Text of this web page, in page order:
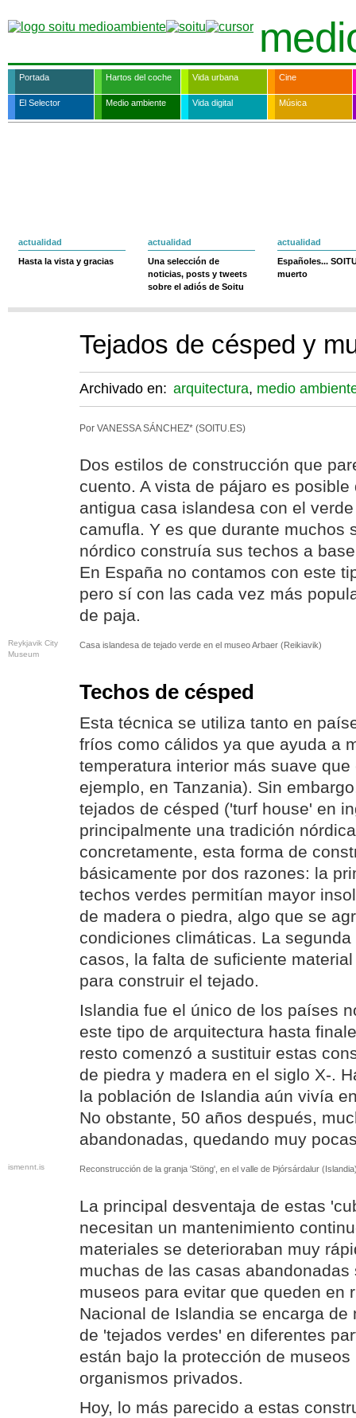
Portada Hartos del coche Vida urbana Cine
El Selector Medio ambiente Vida digital Música
actualidad
Hasta la vista y gracias
actualidad
Una selección de
noticias, posts y tweets
sobre el adiós de Soitu
actualidad
Españoles...
muerto
Tejados de césped y
Archivado en: arquitectura, medio
Por VANESSA SÁNCHEZ* (SOITU.ES)
Dos estilos de construcción que
cuento. A vista de pájaro es
antigua casa islandesa con el
camufla. Y es que durante muchos
nórdico construía sus techos a
En España no contamos con este
pero sí con las cada vez más
de paja.
Reykjavik City
Museum
Casa islandesa de tejado verde en el museo Arbaer (Reikiavik)
Techos de césped
Esta técnica se utiliza tanto en
fríos como cálidos ya que ayuda a
temperatura interior más suave
ejemplo, en Tanzania). Sin
tejados de césped ('turf house' en
principalmente una tradición
concretamente, esta forma de
básicamente por dos razones: la
techos verdes permitían mayor
de madera o piedra, algo que se
condiciones climáticas. La
casos, la falta de suficiente
para construir el tejado.
Islandia fue el único de los países
este tipo de arquitectura hasta
resto comenzó a sustituir estas
de piedra y madera en el siglo X-.
la población de Islandia aún vivía
No obstante, 50 años después,
abandonadas, quedando muy
ismennt.is Reconstrucción de la granja 'Stöng', en el valle de Þjórsárdalur
La principal desventaja de estas
necesitan un mantenimiento
materiales se deterioraban muy
muchas de las casas
museos para evitar que queden en
Nacional de Islandia se encarga de
de 'tejados verdes' en diferentes
están bajo la protección de
organismos privados.
Hoy, lo más parecido a estas